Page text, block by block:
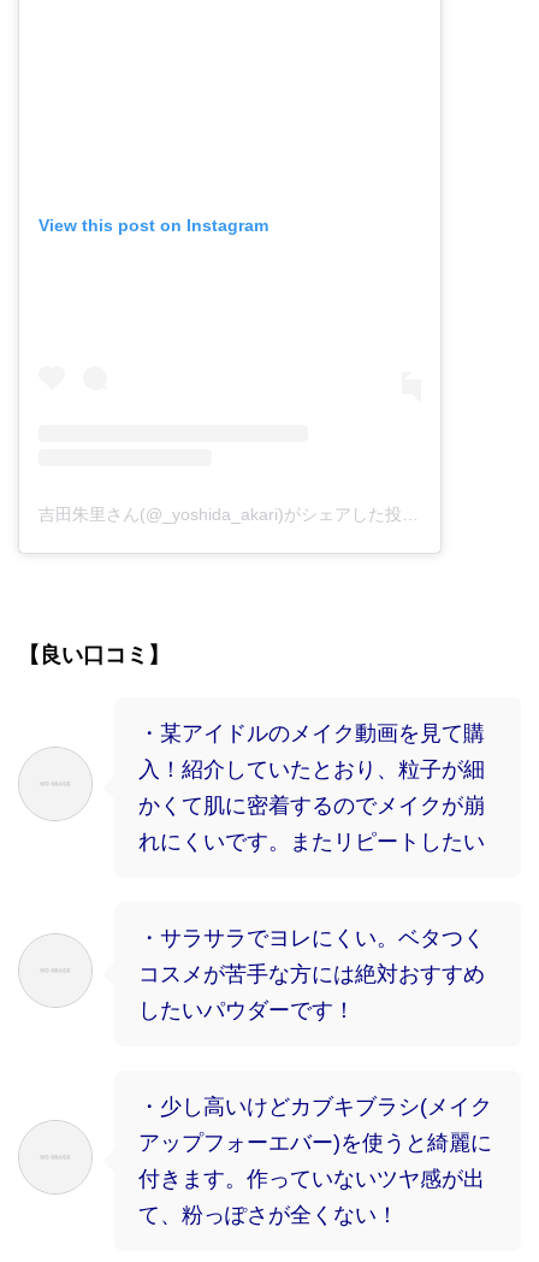
View this post on Instagram
【良い口コミ】
・某アイドルのメイク動画を見て購
入！紹介していたとおり、粒子が細
かくて肌に密着するのでメイクが崩
れにくいです。またリピートしたい
・サラサラでヨレにくい。ベタつく
コスメが苦手な方には絶対おすすめ
したいパウダーです！
・少し高いけどカブキブラシ(メイク
アップフォーエバー)を使うと綺麗に
付きます。作っていないツヤ感が出
て、粉っぽさが全くない！